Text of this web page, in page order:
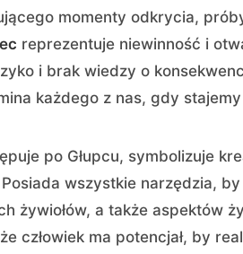
momenty odkrycia,
reprezentuje niewinność i
i brak wiedzy o
każdego z nas, gdy
po Głupcu, symbolizuje
wszystkie narzędzia,
żywiołów, a także aspektów
człowiek ma potencjał, by